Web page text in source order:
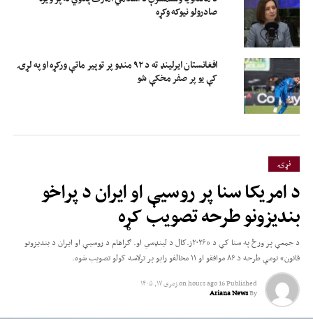
صادرولو نیوکه وکړه
افغانستان ایرلینډ ته د ۹۲ منډو پر توپیر ماتې ورکړه او په لړۍ
کې یو پر صفر مخکې شو
نړۍ
د امریکا سنا پر روسیې او ایران د پراخو
بندیزونو طرحه تصویب کړه
د جمعې پر ورځ په سنا کې د «۲۰۲۶ز.کال د لینډسي او. ګراهام د روسیې او ایران د بندیزونو
قانون» نومې طرحه د ۸۶ موافقو او ۱۱ مخالفو رایو پر ترلاسه کولو تصویب شوه.
Published
16 hours ago
onزمری ۱۷, ۱۴۰۵
By
Ariana News